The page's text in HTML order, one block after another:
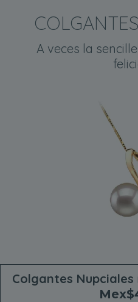
A veces la
Colgantes Nupciales